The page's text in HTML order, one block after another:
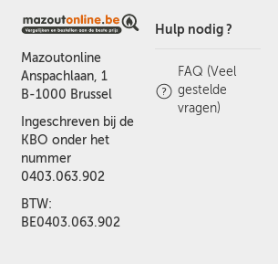
Mazoutonline
Anspachlaan, 1
B-1000 Brussel
Ingeschreven bij de
KBO onder het
nummer
0403.063.902
BTW:
BE0403.063.902
Hulp nodig ?
FAQ (Veel
gestelde
vragen)